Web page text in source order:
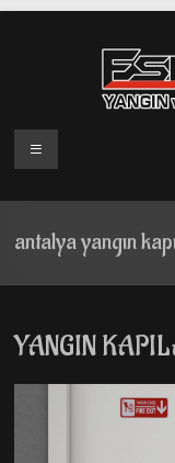
Menü
antalya yangın
YANGIN